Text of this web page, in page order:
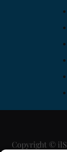
Copyright ©